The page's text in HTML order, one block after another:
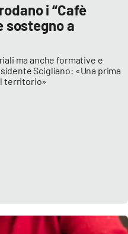
i “Cafè
sostegno a
ma anche formative e
Scigliano: «Una prima
territorio»